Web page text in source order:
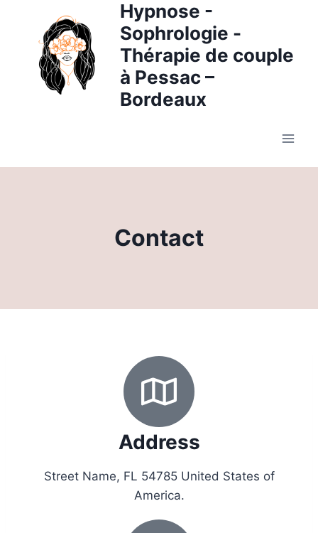
Hypnose -
Sophrologie -
Thérapie de couple
à Pessac –
Bordeaux
Contact
Address
Street Name, FL 54785 United States of
America.